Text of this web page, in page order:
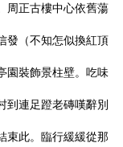
周正古樓中心依舊蕩
發（不知怎似換紅頂
園裝飾景柱壁。吃味
到連足蹬老磚嘆辭別
束此。臨行緩緩從那